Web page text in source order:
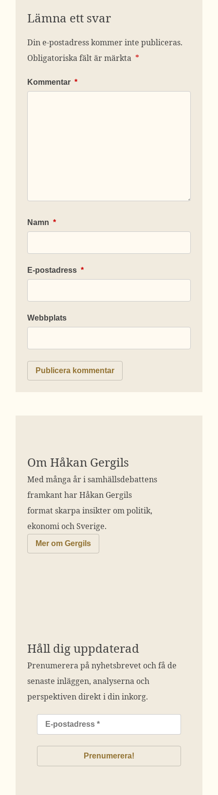
Lämna ett svar
Din e-postadress kommer inte publiceras.
Obligatoriska fält är märkta *
Kommentar *
Namn *
E-postadress *
Webbplats
Om Håkan Gergils
Med många år i samhällsdebattens
framkant har Håkan Gergils
format skarpa insikter om politik,
ekonomi och Sverige.
Mer om Gergils
Håll dig uppdaterad
Prenumerera på nyhetsbrevet och få de
senaste inläggen, analyserna och
perspektiven direkt i din inkorg.